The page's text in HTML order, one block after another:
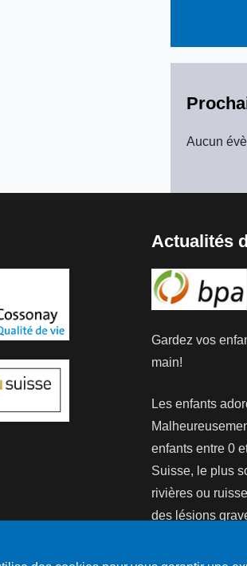
Aucun
Actualités
Gardez vos
main!
Les enfants
enfants entre 0
Suisse, le plus
rivières ou
des lésions